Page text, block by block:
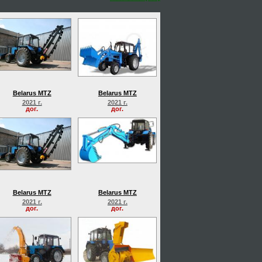
Belarus MTZ
2021 г.
дог.
Belarus MTZ
2021 г.
дог.
Belarus MTZ
2021 г.
дог.
Belarus MTZ
2021 г.
дог.